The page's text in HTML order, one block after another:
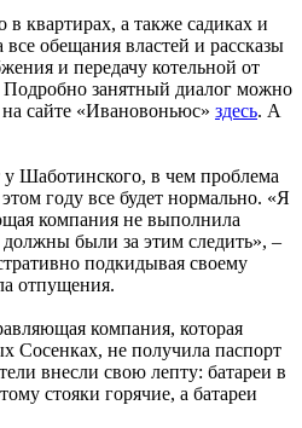
квартирах, а также садиках и
обещания властей и рассказы
и передачу котельной от
занятный диалог можно
сайте «Ивановоньюс» здесь. А
Шаботинского, в чем проблема
году все будет нормально. «Я
компания не выполнила
были за этим следить», –
подкидывая своему
отпущения.
компания, которая
Сосенках, не получила паспорт
внесли свою лепту: батареи в
стояки горячие, а батареи